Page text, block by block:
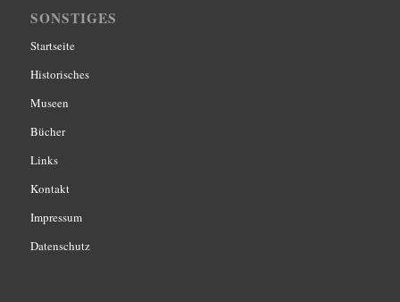
SONSTIGES
Startseite
Historisches
Museen
Bücher
Links
Kontakt
Impressum
Datenschutz